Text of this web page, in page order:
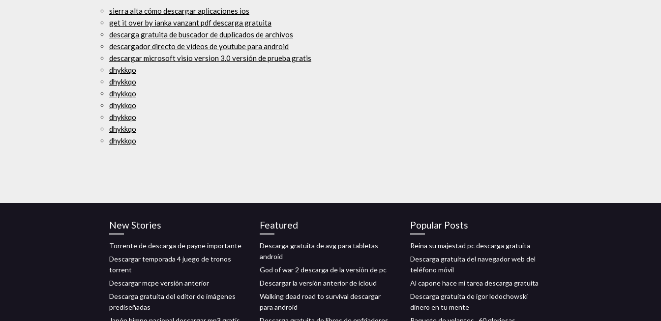
sierra alta cómo descargar aplicaciones ios
get it over by ianka vanzant pdf descarga gratuita
descarga gratuita de buscador de duplicados de archivos
descargador directo de videos de youtube para android
descargar microsoft visio version 3.0 versión de prueba gratis
dhykkqo
dhykkqo
dhykkqo
dhykkqo
dhykkqo
dhykkqo
dhykkqo
New Stories
Torrente de descarga de payne importante
Descargar temporada 4 juego de tronos
torrent
Descargar mcpe versión anterior
Descarga gratuita del editor de imágenes
prediseñadas
Featured
Descarga gratuita de avg para tabletas
android
God of war 2 descarga de la versión de pc
Descargar la versión anterior de icloud
Walking dead road to survival descargar
para android
Popular Posts
Reina su majestad pc descarga gratuita
Descarga gratuita del navegador web del
teléfono móvil
Al capone hace mi tarea descarga gratuita
Descarga gratuita de igor ledochowski
dinero en tu mente